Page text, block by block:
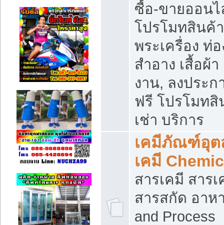
ซื้อ-ขายออน
โปรโมทสินค้
พระเครื่อง ท่อ
สำอาง เสื้อผ้
งาน, ลงประ
ฟรี โปรโมท
เช่า บริการ
เคมีภัณฑ์อุต
เคมี
สารเคมี สาร
สารสกัด อาห
and Process